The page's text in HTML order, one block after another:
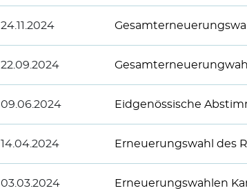
24.11.2024
22.09.2024
09.06.2024 Eidgenössische
14.04.2024 Erneuerungswahl des
03.03.2024 Erneuerungswahlen